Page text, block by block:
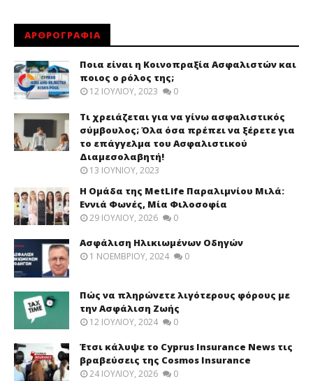
ΑΡΘΡΟΓΡΑΦΙΑ
Ποια είναι η Κοινοπραξία Ασφαλιστών και
ποιος ο ρόλος της;
12 ΙΟΥΛΊΟΥ, 2023 0
Τι χρειάζεται για να γίνω ασφαλιστικός
σύμβουλος; Όλα όσα πρέπει να ξέρετε για
το επάγγελμα του Ασφαλιστικού
Διαμεσολαβητή!
13 ΙΟΥΝΊΟΥ, 2023
Η Ομάδα της MetLife Παραλιμνίου Μιλά:
Εννιά Φωνές, Μία Φιλοσοφία
29 ΙΟΥΛΊΟΥ, 2026 0
Ασφάλιση Ηλικιωμένων Οδηγών
1 ΝΟΕΜΒΡΊΟΥ, 2024 0
Πώς να πληρώνετε λιγότερους φόρους με
την Ασφάλιση Ζωής
12 ΙΟΥΛΊΟΥ, 2024 0
Έτσι κάλυψε το Cyprus Insurance News τις
βραβεύσεις της Cosmos Insurance
24 ΙΟΥΛΊΟΥ, 2026 0